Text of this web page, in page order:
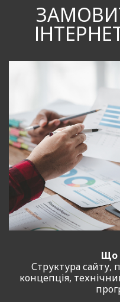
Що
Структура сайту,
концепція,